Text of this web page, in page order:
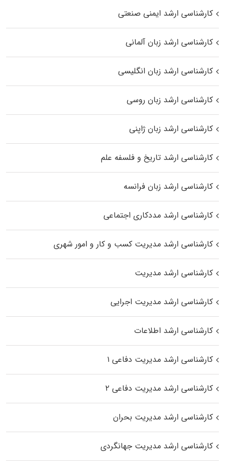
کارشناسی ارشد ایمنی صنعتی
کارشناسی ارشد زبان آلمانی
کارشناسی ارشد زبان انگلیسی
کارشناسی ارشد زبان روسی
کارشناسی ارشد زبان ژاپنی
کارشناسی ارشد تاریخ و فلسفه علم
کارشناسی ارشد زبان فرانسه
کارشناسی ارشد مددکاری اجتماعی
کارشناسی ارشد مدیریت کسب و کار و امور شهری
کارشناسی ارشد مدیریت
کارشناسی ارشد مدیریت اجرایی
کارشناسی ارشد اطلاعات
کارشناسی ارشد مدیریت دفاعی ۱
کارشناسی ارشد مدیریت دفاعی ۲
کارشناسی ارشد مدیریت بحران
کارشناسی ارشد مدیریت جهانگردی